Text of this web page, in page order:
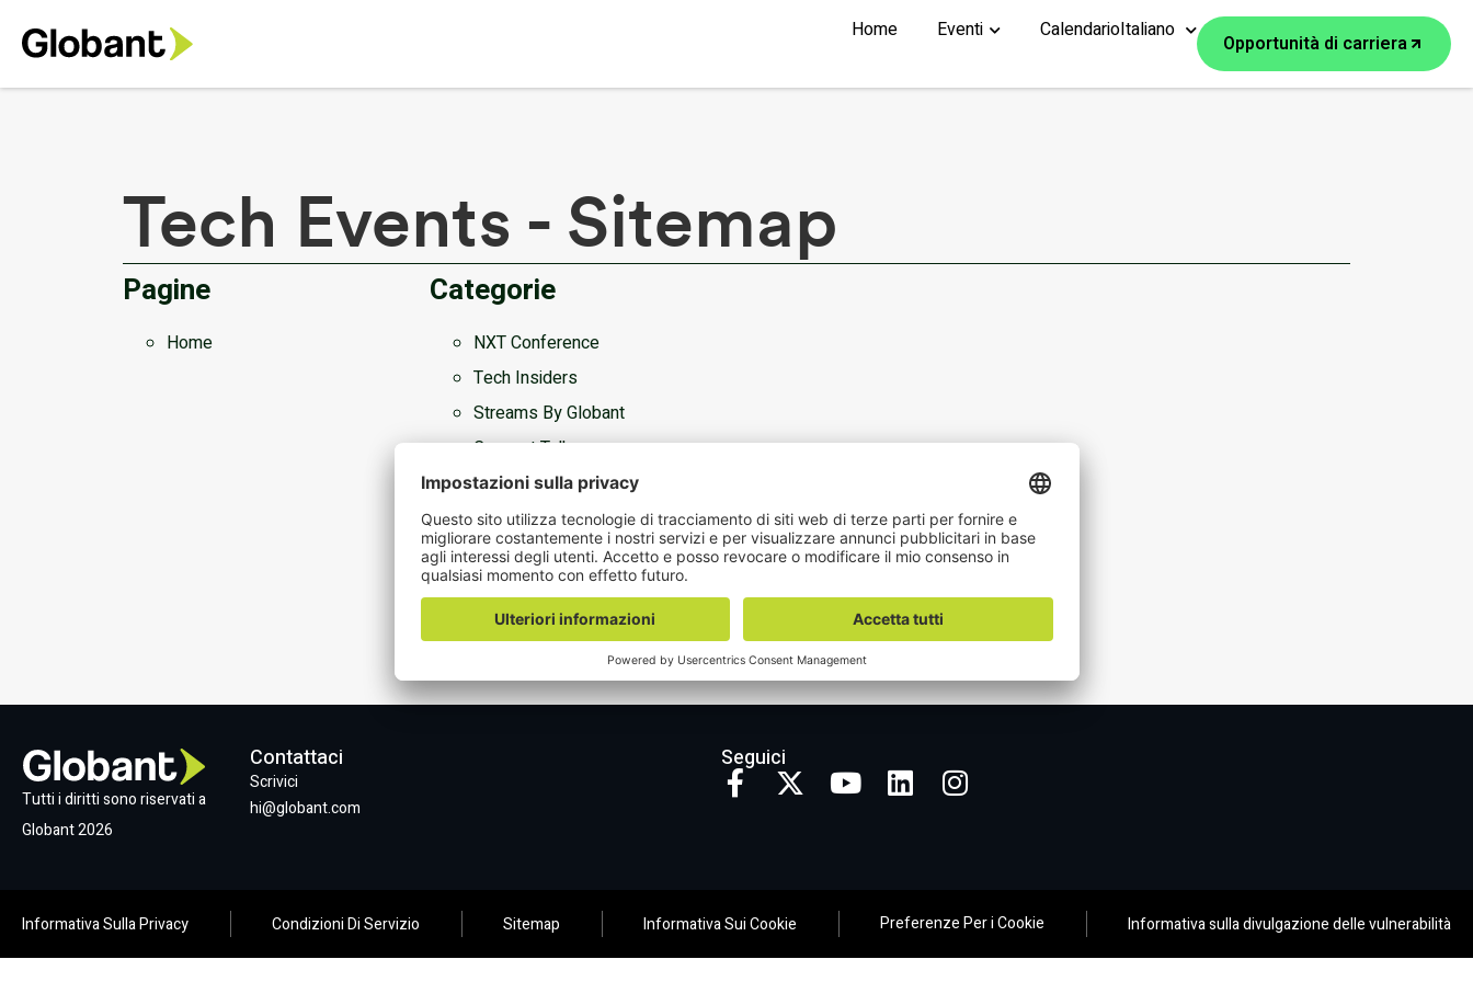
Home Eventi CalendarioItaliano
Opportunità di carriera
Tech Events - Sitemap
Pagine
Home
Categorie
NXT Conference
Tech Insiders
Streams By Globant
Connect Talks
Career Week
The Inspire Garage
Tech Campfire Sessions
Boot Camps By Globant
Tutti i diritti sono riservati a
Globant 2026
Contattaci​
Scrivici
hi@globant.com
Seguici
Informativa Sulla Privacy Condizioni Di Servizio Sitemap Informativa Sui Cookie Preferenze Per i Cookie Informativa sulla divulgazione delle vulnerabilità